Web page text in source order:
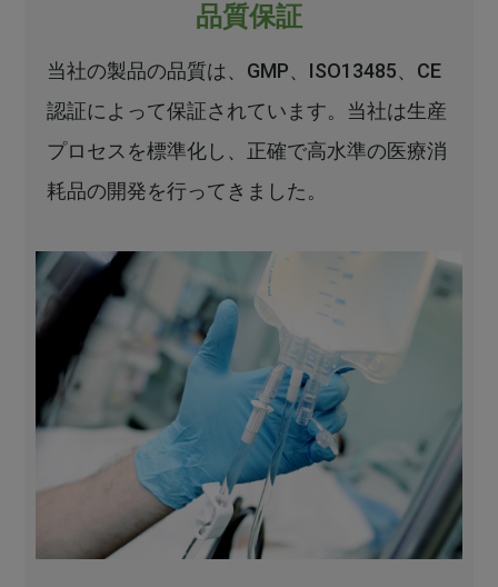
品質保証
当社の製品の品質は、GMP、ISO13485、CE
認証によって保証されています。当社は生産
プロセスを標準化し、正確で高水準の医療消
耗品の開発を行ってきました。